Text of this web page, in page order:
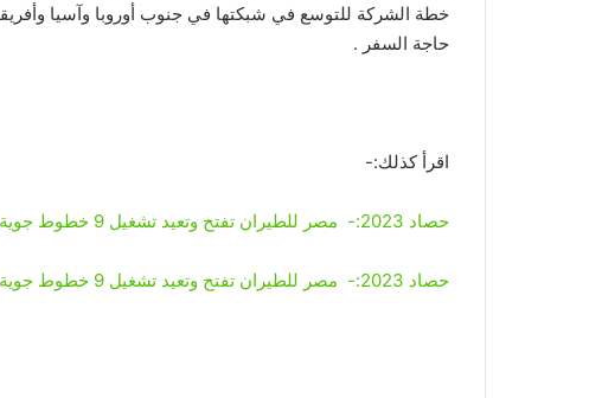
خطة الشركة للتوسع في شبكتها في جنوب أوروبا وآسيا
حاجة السفر .
اقرأ كذلك:-
حصاد 2023:- مصر للطيران تفتح وتعيد تشغيل 9 خطوط جوية وتتعاقد علي شراء 28 طائرة
حصاد 2023:- مصر للطيران تفتح وتعيد تشغيل 9 خطوط جوية وتتعاقد علي شراء 28 طائرة